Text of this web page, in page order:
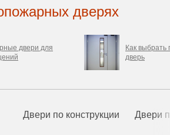
дверях
двери для
Как
дверь
Двери по конструкции Двери